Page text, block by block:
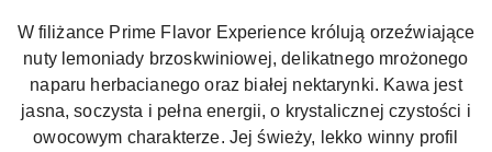
W filiżance Prime Flavor Experience królują orzeźwiające
nuty lemoniady brzoskwiniowej, delikatnego mrożonego
naparu herbacianego oraz białej nektarynki. Kawa jest
jasna, soczysta i pełna energii, o krystalicznej czystości i
owocowym charakterze. Jej świeży, lekko winny profil